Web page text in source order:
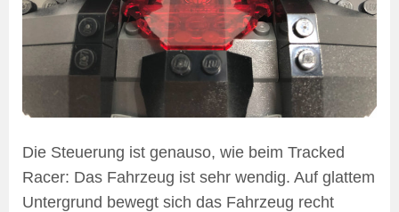
Die Steuerung ist genauso, wie beim Tracked
Racer: Das Fahrzeug ist sehr wendig. Auf glattem
Untergrund bewegt sich das Fahrzeug recht